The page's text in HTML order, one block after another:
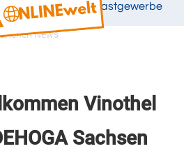
stark für das Gastgewerbe
News
Vinothel
Sachsen